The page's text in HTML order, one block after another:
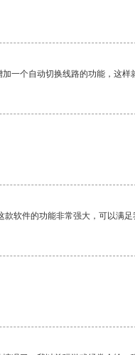
一个自动切换线路的功能，这
软件的功能非常强大，可以满